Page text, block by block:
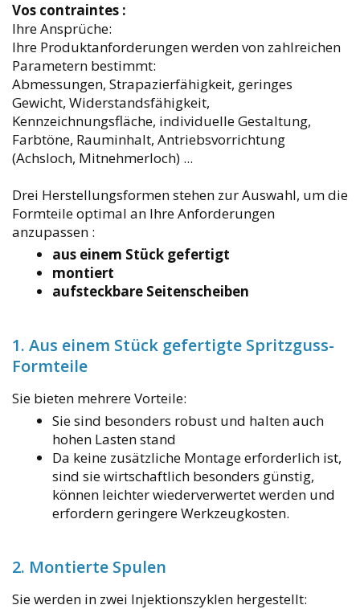
Vos contraintes :
Ihre Ansprüche:
Ihre Produktanforderungen werden von zahlreichen
Parametern bestimmt:
Abmessungen, Strapazierfähigkeit, geringes
Gewicht, Widerstandsfähigkeit,
Kennzeichnungsfläche, individuelle Gestaltung,
Farbtöne, Rauminhalt, Antriebsvorrichtung
(Achsloch, Mitnehmerloch) ...
Drei Herstellungsformen stehen zur Auswahl, um die
Formteile optimal an Ihre Anforderungen
anzupassen :
aus einem Stück gefertigt
montiert
aufsteckbare Seitenscheiben
1. Aus einem Stück gefertigte Spritzguss-
Formteile
Sie bieten mehrere Vorteile:
Sie sind besonders robust und halten auch
hohen Lasten stand
Da keine zusätzliche Montage erforderlich ist,
sind sie wirtschaftlich besonders günstig,
können leichter wiederverwertet werden und
erfordern geringere Werkzeugkosten.
2. Montierte Spulen
Sie werden in zwei Injektionszyklen hergestellt: